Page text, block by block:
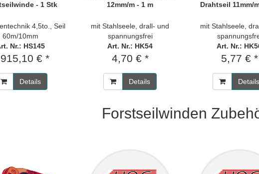
- 1 Stk
4,5to., Seil
60m/10mm
Nr.: HS145
€ *
Details
12mm/m - 1 m
mit Stahlseele, drall- und
spannungsfrei
Art. Nr.: HK54
4,70 € *
Details
Drahtseil 11mm/
mit Stahlseele,
Art. Nr.:
5,77 € *
Details
Forstseilwinden